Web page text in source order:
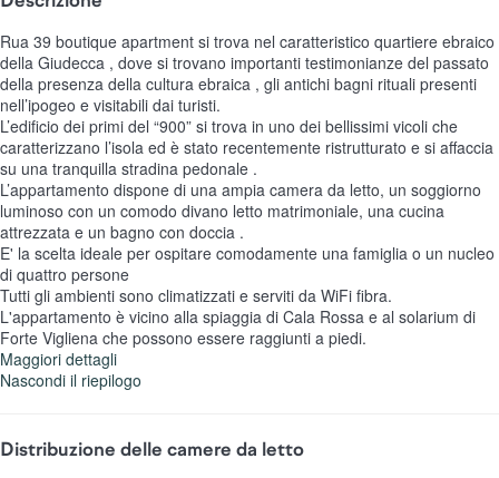
Rua 39 boutique apartment si trova nel caratteristico quartiere ebraico
della Giudecca , dove si trovano importanti testimonianze del passato
della presenza della cultura ebraica , gli antichi bagni rituali presenti
nell’ipogeo e visitabili dai turisti.
L’edificio dei primi del “900” si trova in uno dei bellissimi vicoli che
caratterizzano l’isola ed è stato recentemente ristrutturato e si affaccia
su una tranquilla stradina pedonale .
L’appartamento dispone di una ampia camera da letto, un soggiorno
luminoso con un comodo divano letto matrimoniale, una cucina
attrezzata e un bagno con doccia .
E' la scelta ideale per ospitare comodamente una famiglia o un nucleo
di quattro persone
Tutti gli ambienti sono climatizzati e serviti da WiFi fibra.
L'appartamento è vicino alla spiaggia di Cala Rossa e al solarium di
Forte Vigliena che possono essere raggiunti a piedi.
Maggiori dettagli
Nascondi il riepilogo
Distribuzione delle camere da letto